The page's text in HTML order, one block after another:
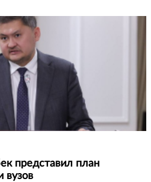
представил план
вузов